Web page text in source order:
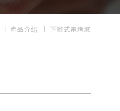
產品介紹 下掀式電烤爐